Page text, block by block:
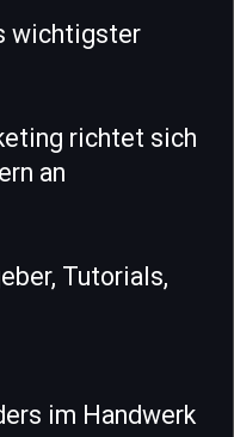
wichtigster
richtet sich
an
Tutorials,
im Handwerk